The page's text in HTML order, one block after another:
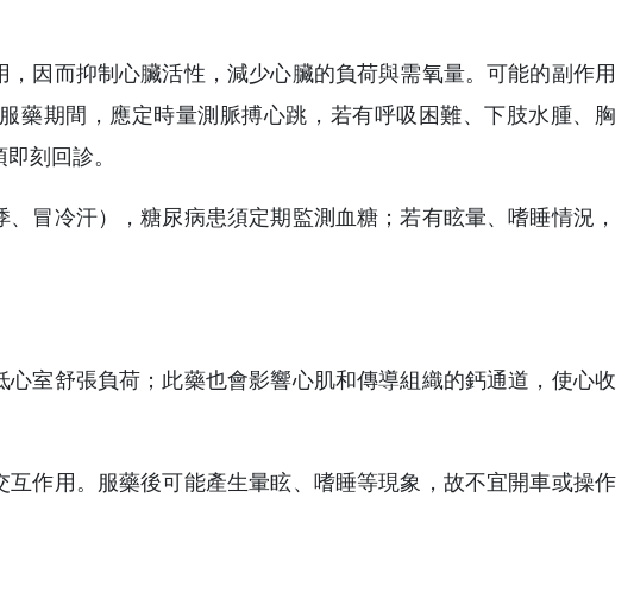
因而抑制心臟活性，減少心臟的負荷與需氧量。可能的副作用
藥期間，應定時量測脈搏心跳，若有呼吸困難、下肢水腫、胸
刻回診。
冒冷汗），糖尿病患須定期監測血糖；若有眩暈、嗜睡情況，
室舒張負荷；此藥也會影響心肌和傳導組織的鈣通道，使心收
作用。服藥後可能產生暈眩、嗜睡等現象，故不宜開車或操作